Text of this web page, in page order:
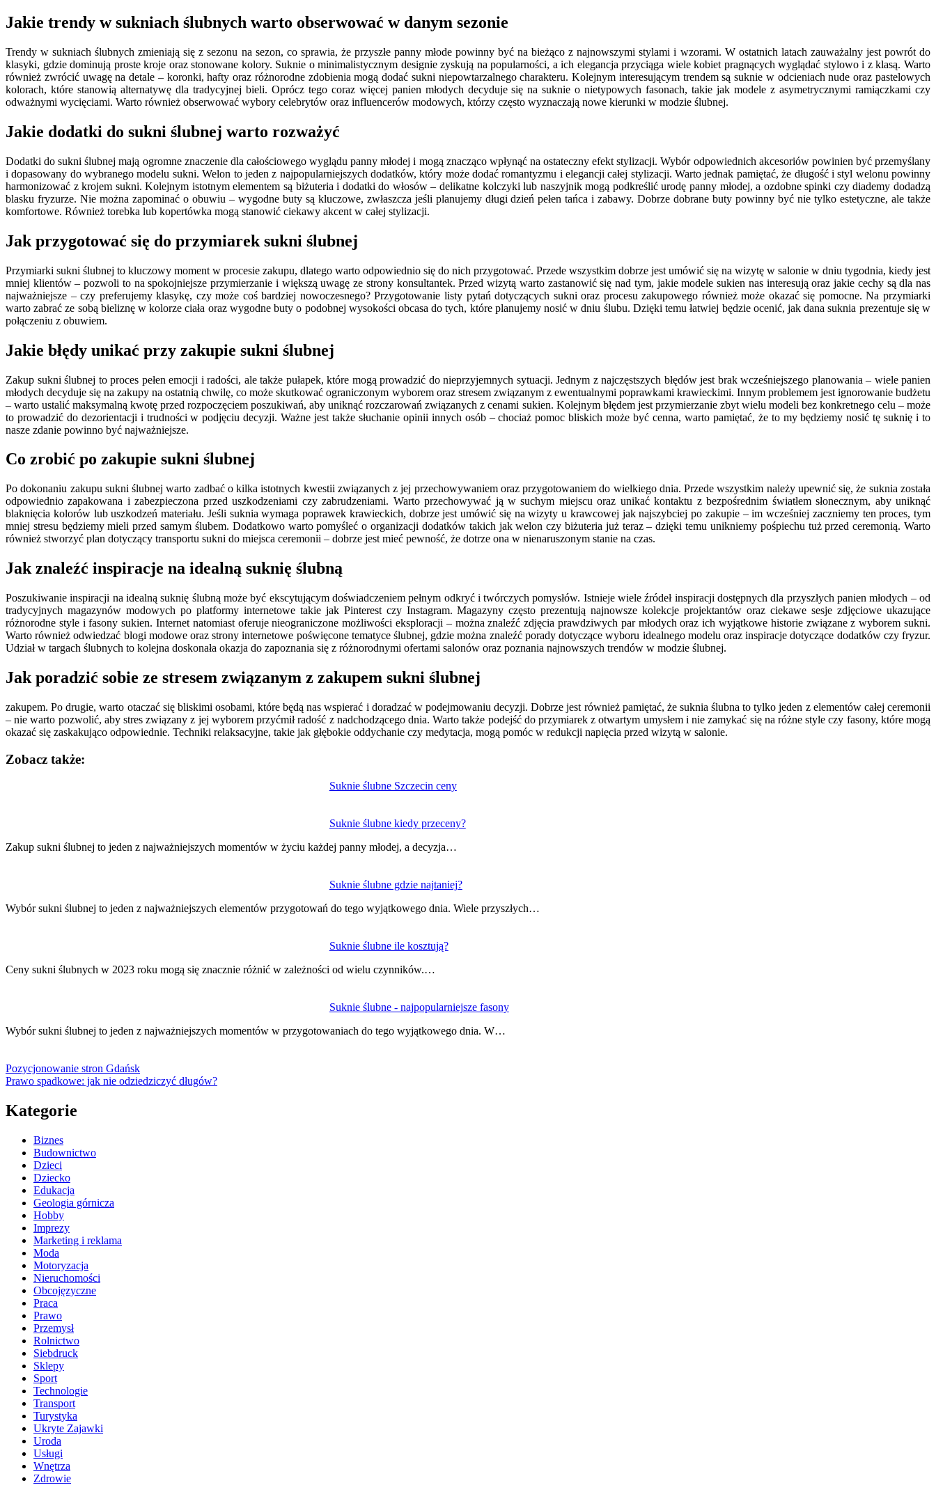
Jakie trendy w sukniach ślubnych warto obserwować w danym sezonie
Trendy w sukniach ślubnych zmieniają się z sezonu na sezon, co sprawia, że przyszłe panny młode powinny być na bieżąco z najnowszymi stylami i wzorami. W ostatnich latach zauważalny jest powrót do
klasyki, gdzie dominują proste kroje oraz stonowane kolory. Suknie o minimalistycznym designie zyskują na popularności, a ich elegancja przyciąga wiele kobiet pragnących wyglądać stylowo i z klasą. Warto
również zwrócić uwagę na detale – koronki, hafty oraz różnorodne zdobienia mogą dodać sukni niepowtarzalnego charakteru. Kolejnym interesującym trendem są suknie w odcieniach nude oraz pastelowych
kolorach, które stanowią alternatywę dla tradycyjnej bieli. Oprócz tego coraz więcej panien młodych decyduje się na suknie o nietypowych fasonach, takie jak modele z asymetrycznymi ramiączkami czy
odważnymi wycięciami. Warto również obserwować wybory celebrytów oraz influencerów modowych, którzy często wyznaczają nowe kierunki w modzie ślubnej.
Jakie dodatki do sukni ślubnej warto rozważyć
Dodatki do sukni ślubnej mają ogromne znaczenie dla całościowego wyglądu panny młodej i mogą znacząco wpłynąć na ostateczny efekt stylizacji. Wybór odpowiednich akcesoriów powinien być przemyślany
i dopasowany do wybranego modelu sukni. Welon to jeden z najpopularniejszych dodatków, który może dodać romantyzmu i elegancji całej stylizacji. Warto jednak pamiętać, że długość i styl welonu powinny
harmonizować z krojem sukni. Kolejnym istotnym elementem są biżuteria i dodatki do włosów – delikatne kolczyki lub naszyjnik mogą podkreślić urodę panny młodej, a ozdobne spinki czy diademy dodadzą
blasku fryzurze. Nie można zapominać o obuwiu – wygodne buty są kluczowe, zwłaszcza jeśli planujemy długi dzień pełen tańca i zabawy. Dobrze dobrane buty powinny być nie tylko estetyczne, ale także
komfortowe. Również torebka lub kopertówka mogą stanowić ciekawy akcent w całej stylizacji.
Jak przygotować się do przymiarek sukni ślubnej
Przymiarki sukni ślubnej to kluczowy moment w procesie zakupu, dlatego warto odpowiednio się do nich przygotować. Przede wszystkim dobrze jest umówić się na wizytę w salonie w dniu tygodnia, kiedy jest
mniej klientów – pozwoli to na spokojniejsze przymierzanie i większą uwagę ze strony konsultantek. Przed wizytą warto zastanowić się nad tym, jakie modele sukien nas interesują oraz jakie cechy są dla nas
najważniejsze – czy preferujemy klasykę, czy może coś bardziej nowoczesnego? Przygotowanie listy pytań dotyczących sukni oraz procesu zakupowego również może okazać się pomocne. Na przymiarki
warto zabrać ze sobą bieliznę w kolorze ciała oraz wygodne buty o podobnej wysokości obcasa do tych, które planujemy nosić w dniu ślubu. Dzięki temu łatwiej będzie ocenić, jak dana suknia prezentuje się w
połączeniu z obuwiem.
Jakie błędy unikać przy zakupie sukni ślubnej
Zakup sukni ślubnej to proces pełen emocji i radości, ale także pułapek, które mogą prowadzić do nieprzyjemnych sytuacji. Jednym z najczęstszych błędów jest brak wcześniejszego planowania – wiele panien
młodych decyduje się na zakupy na ostatnią chwilę, co może skutkować ograniczonym wyborem oraz stresem związanym z ewentualnymi poprawkami krawieckimi. Innym problemem jest ignorowanie budżetu
– warto ustalić maksymalną kwotę przed rozpoczęciem poszukiwań, aby uniknąć rozczarowań związanych z cenami sukien. Kolejnym błędem jest przymierzanie zbyt wielu modeli bez konkretnego celu – może
to prowadzić do dezorientacji i trudności w podjęciu decyzji. Ważne jest także słuchanie opinii innych osób – chociaż pomoc bliskich może być cenna, warto pamiętać, że to my będziemy nosić tę suknię i to
nasze zdanie powinno być najważniejsze.
Co zrobić po zakupie sukni ślubnej
Po dokonaniu zakupu sukni ślubnej warto zadbać o kilka istotnych kwestii związanych z jej przechowywaniem oraz przygotowaniem do wielkiego dnia. Przede wszystkim należy upewnić się, że suknia została
odpowiednio zapakowana i zabezpieczona przed uszkodzeniami czy zabrudzeniami. Warto przechowywać ją w suchym miejscu oraz unikać kontaktu z bezpośrednim światłem słonecznym, aby uniknąć
blaknięcia kolorów lub uszkodzeń materiału. Jeśli suknia wymaga poprawek krawieckich, dobrze jest umówić się na wizyty u krawcowej jak najszybciej po zakupie – im wcześniej zaczniemy ten proces, tym
mniej stresu będziemy mieli przed samym ślubem. Dodatkowo warto pomyśleć o organizacji dodatków takich jak welon czy biżuteria już teraz – dzięki temu unikniemy pośpiechu tuż przed ceremonią. Warto
również stworzyć plan dotyczący transportu sukni do miejsca ceremonii – dobrze jest mieć pewność, że dotrze ona w nienaruszonym stanie na czas.
Jak znaleźć inspiracje na idealną suknię ślubną
Poszukiwanie inspiracji na idealną suknię ślubną może być ekscytującym doświadczeniem pełnym odkryć i twórczych pomysłów. Istnieje wiele źródeł inspiracji dostępnych dla przyszłych panien młodych – od
tradycyjnych magazynów modowych po platformy internetowe takie jak Pinterest czy Instagram. Magazyny często prezentują najnowsze kolekcje projektantów oraz ciekawe sesje zdjęciowe ukazujące
różnorodne style i fasony sukien. Internet natomiast oferuje nieograniczone możliwości eksploracji – można znaleźć zdjęcia prawdziwych par młodych oraz ich wyjątkowe historie związane z wyborem sukni.
Warto również odwiedzać blogi modowe oraz strony internetowe poświęcone tematyce ślubnej, gdzie można znaleźć porady dotyczące wyboru idealnego modelu oraz inspiracje dotyczące dodatków czy fryzur.
Udział w targach ślubnych to kolejna doskonała okazja do zapoznania się z różnorodnymi ofertami salonów oraz poznania najnowszych trendów w modzie ślubnej.
Jak poradzić sobie ze stresem związanym z zakupem sukni ślubnej
zakupem. Po drugie, warto otaczać się bliskimi osobami, które będą nas wspierać i doradzać w podejmowaniu decyzji. Dobrze jest również pamiętać, że suknia ślubna to tylko jeden z elementów całej ceremonii
– nie warto pozwolić, aby stres związany z jej wyborem przyćmił radość z nadchodzącego dnia. Warto także podejść do przymiarek z otwartym umysłem i nie zamykać się na różne style czy fasony, które mogą
okazać się zaskakująco odpowiednie. Techniki relaksacyjne, takie jak głębokie oddychanie czy medytacja, mogą pomóc w redukcji napięcia przed wizytą w salonie.
Zobacz także:
Suknie ślubne Szczecin ceny
Suknie ślubne kiedy przeceny?
Zakup sukni ślubnej to jeden z najważniejszych momentów w życiu każdej panny młodej, a decyzja…
Suknie ślubne gdzie najtaniej?
Wybór sukni ślubnej to jeden z najważniejszych elementów przygotowań do tego wyjątkowego dnia. Wiele przyszłych…
Suknie ślubne ile kosztują?
Ceny sukni ślubnych w 2023 roku mogą się znacznie różnić w zależności od wielu czynników.…
Suknie ślubne - najpopularniejsze fasony
Wybór sukni ślubnej to jeden z najważniejszych momentów w przygotowaniach do tego wyjątkowego dnia. W…
Pozycjonowanie stron Gdańsk
Prawo spadkowe: jak nie odziedziczyć długów?
Kategorie
Biznes
Budownictwo
Dzieci
Dziecko
Edukacja
Geologia górnicza
Hobby
Imprezy
Marketing i reklama
Moda
Motoryzacja
Nieruchomości
Obcojęzyczne
Praca
Prawo
Przemysł
Rolnictwo
Siebdruck
Sklepy
Sport
Technologie
Transport
Turystyka
Ukryte Zajawki
Uroda
Usługi
Wnętrza
Zdrowie